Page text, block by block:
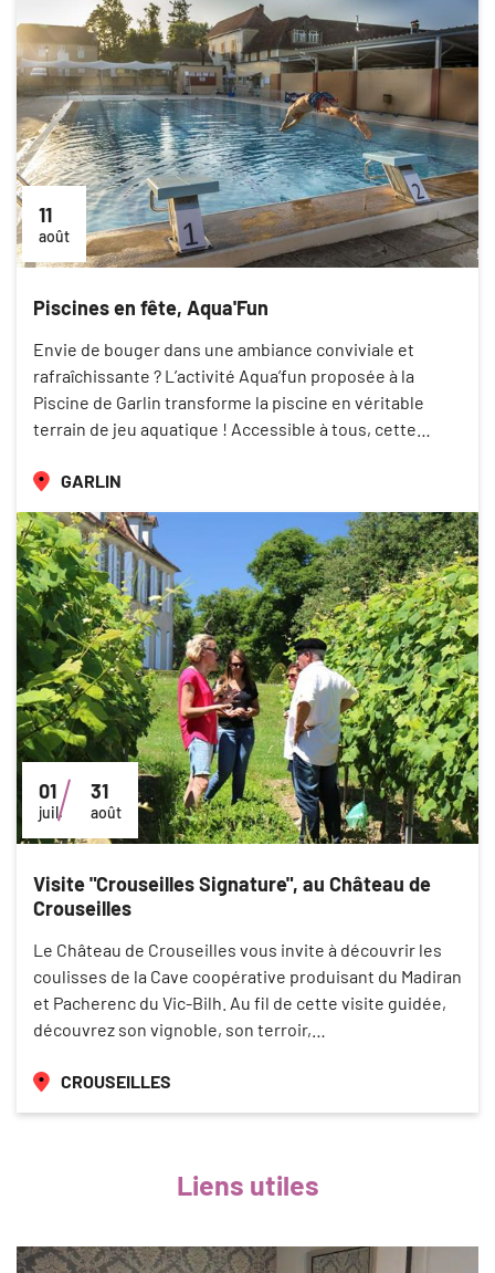
11
août
Piscines en fête, Aqua'Fun
Envie de bouger dans une ambiance conviviale et
rafraîchissante ? L’activité Aqua’fun proposée à la
Piscine de Garlin transforme la piscine en véritable
terrain de jeu aquatique ! Accessible à tous, cette…
GARLIN
01
juil.
31
août
Visite "Crouseilles Signature", au Château de
Crouseilles
Le Château de Crouseilles vous invite à découvrir les
coulisses de la Cave coopérative produisant du Madiran
et Pacherenc du Vic-Bilh. Au fil de cette visite guidée,
découvrez son vignoble, son terroir,…
CROUSEILLES
Liens utiles